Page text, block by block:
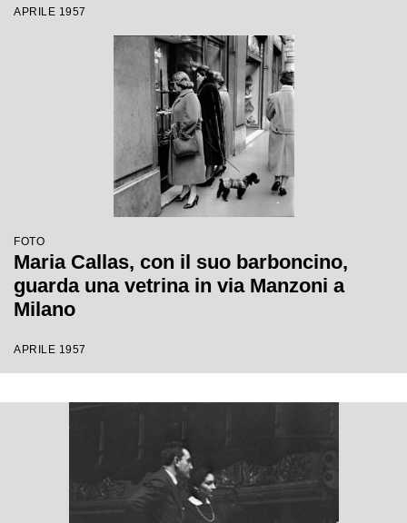
APRILE 1957
FOTO
Maria Callas, con il suo barboncino,
guarda una vetrina in via Manzoni a
Milano
APRILE 1957